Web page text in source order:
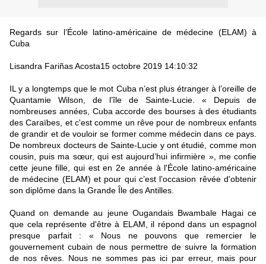
Regards sur l’École latino-américaine de médecine (ELAM) à
Cuba
Lisandra Fariñas Acosta15 octobre 2019 14:10:32
IL y a longtemps que le mot Cuba n’est plus étranger à l’oreille de
Quantamie Wilson, de l’île de Sainte-Lucie. « Depuis de
nombreuses années, Cuba accorde des bourses à des étudiants
des Caraïbes, et c'est comme un rêve pour de nombreux enfants
de grandir et de vouloir se former comme médecin dans ce pays.
De nombreux docteurs de Sainte-Lucie y ont étudié, comme mon
cousin, puis ma sœur, qui est aujourd’hui infirmière », me confie
cette jeune fille, qui est en 2e année à l'École latino-américaine
de médecine (ELAM) et pour qui c’est l’occasion rêvée d'obtenir
son diplôme dans la Grande Île des Antilles.
Quand on demande au jeune Ougandais Bwambale Hagai ce
que cela représente d'être à ELAM, il répond dans un espagnol
presque parfait : « Nous ne pouvons que remercier le
gouvernement cubain de nous permettre de suivre la formation
de nos rêves. Nous ne sommes pas ici par erreur, mais pour